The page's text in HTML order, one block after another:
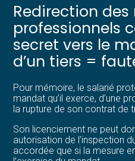
Être prêt pour la
électronique
Redirection des
professionnels
secret vers le
d’un tiers =
Pour mémoire, le salarié
mandat qu’il exerce, d’une
la rupture de son contrat de
Son licenciement ne peut
autorisation de l’inspection
accordée que si la mesure